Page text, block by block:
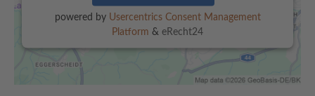
powered by Usercentrics Consent Management
Platform & eRecht24